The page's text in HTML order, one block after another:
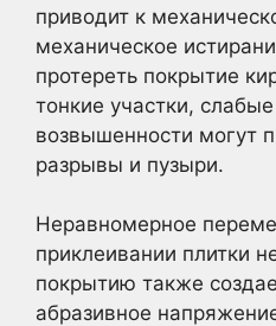
приводит к
механическое
протереть покрытие
тонкие участки,
возвышенности могут
разрывы и пузыри.
Неравномерное
приклеивании плитки
покрытию также
абразивное